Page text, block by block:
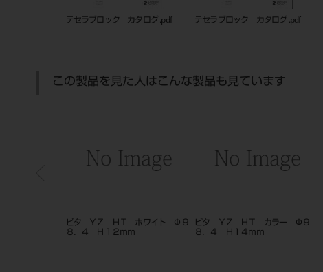
テセラブロック カタログ .pdf テセラブロック カタログ .pdf
この製品を見た人はこんな製品も見ています
ビタ ＹＺ ＨＴ ホワイト Φ９
８．４ Ｈ１２ｍｍ
ビタ ＹＺ ＨＴ カラー Φ９
８．４ Ｈ１４ｍｍ